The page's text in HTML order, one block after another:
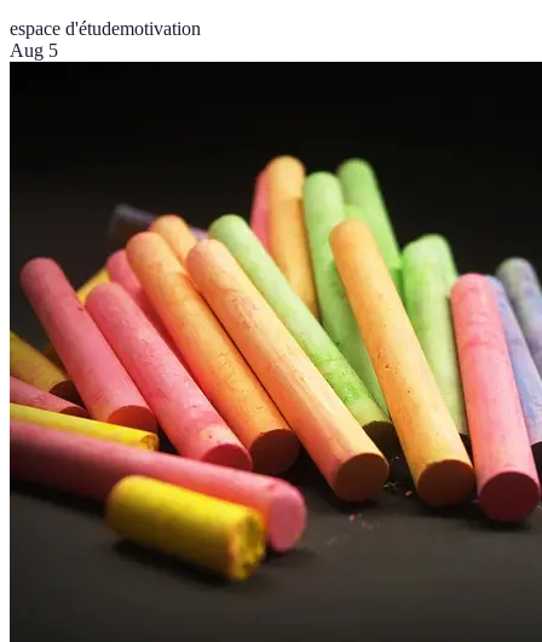
espace d'étudemotivation
Aug 5